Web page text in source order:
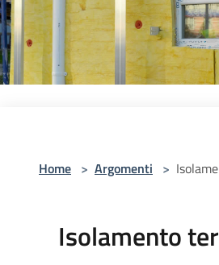
Home > Argomenti >
Isolamento